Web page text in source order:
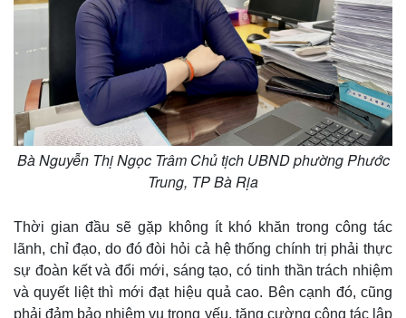
Bà Nguyễn Thị Ngọc Trâm Chủ tịch UBND phường Phước
Trung, TP Bà Rịa
Thời gian đầu sẽ gặp không ít khó khăn trong công tác
lãnh, chỉ đạo, do đó đòi hỏi cả hệ thống chính trị phải thực
sự đoàn kết và đổi mới, sáng tạo, có tinh thần trách nhiệm
và quyết liệt thì mới đạt hiệu quả cao. Bên cạnh đó, cũng
phải đảm bảo nhiệm vụ trọng yếu, tăng cường công tác lập